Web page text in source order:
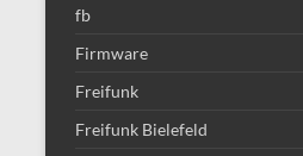
fb
Firmware
Freifunk
Freifunk Bielefeld